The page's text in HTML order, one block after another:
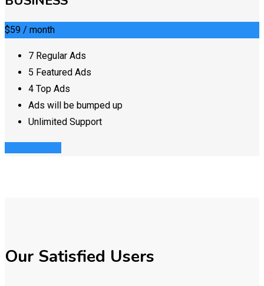
$59 / month
7 Regular Ads
5 Featured Ads
4 Top Ads
Ads will be bumped up
Unlimited Support
Our Satisfied Users